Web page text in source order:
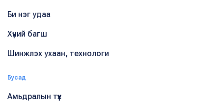
Би нэг удаа
Хүний багш
Шинжлэх ухаан, технологи
Бусад
Амьдралын түүх